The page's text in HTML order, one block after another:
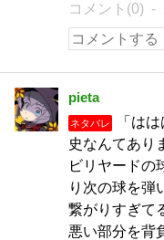
コメント(0)
pieta
ネタバレ
「は
史なんてあり
ビリヤードの
り次の球を弾
繋がりすぎて
悪い部分を背